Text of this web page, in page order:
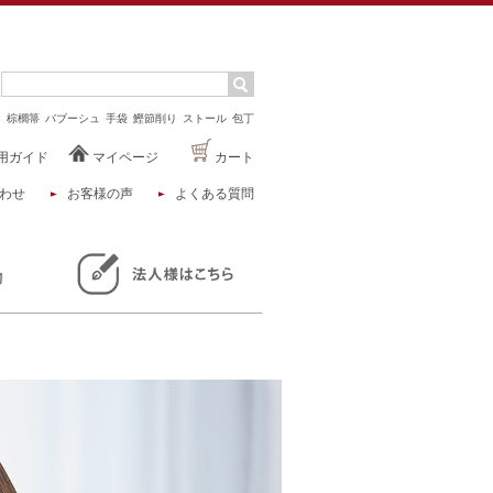
棕櫚箒 バブーシュ 手袋 鰹節削り ストール 包丁
ガイド マイページ カート
せ お客様の声 よくある質問